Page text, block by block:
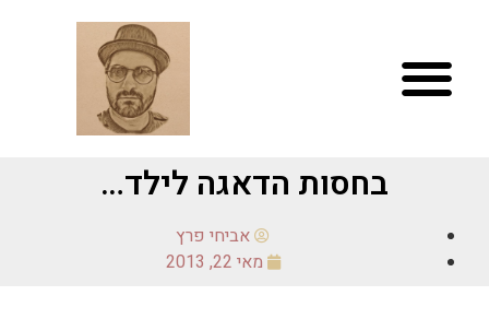
בחסות הדאגה לילד…
אביחי פרץ
מאי 22, 2013